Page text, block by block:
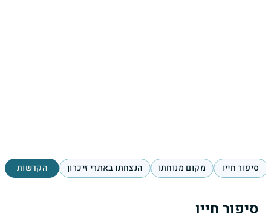
סיפור חייו מקום מנוחתו הנצחתו באתרי זיכרון הקדשות